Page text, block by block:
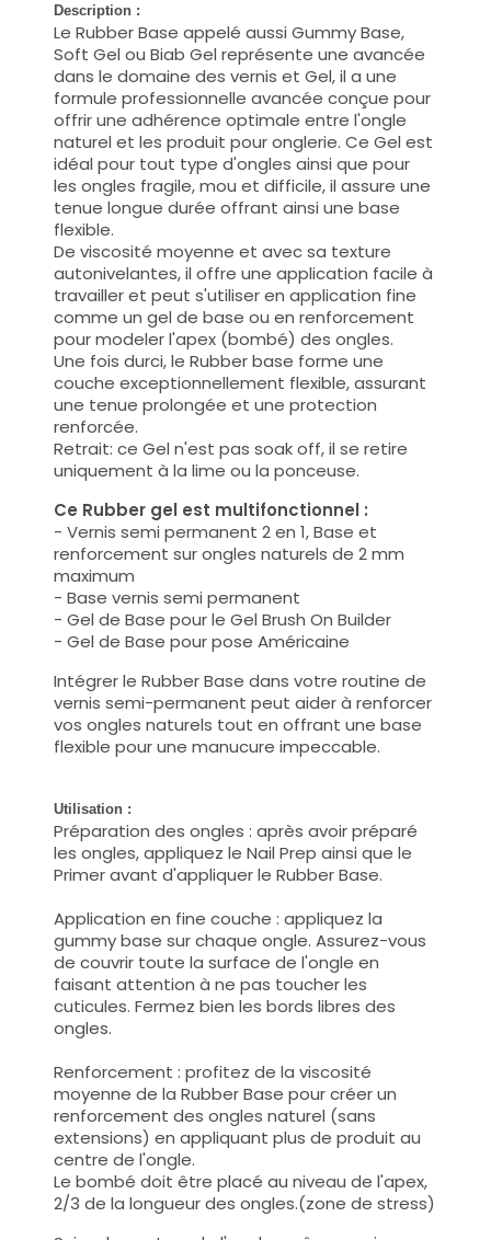
Description :
Le Rubber Base appelé aussi Gummy Base,
Soft Gel ou Biab Gel représente une avancée
dans le domaine des vernis et Gel, il a une
formule professionnelle avancée conçue pour
offrir une adhérence optimale entre l'ongle
naturel et les produit pour onglerie. Ce Gel est
idéal pour tout type d'ongles ainsi que pour
les ongles fragile, mou et difficile, il assure une
tenue longue durée offrant ainsi une base
flexible.
De viscosité moyenne et avec sa texture
autonivelantes, il offre une application facile à
travailler et peut s'utiliser en application fine
comme un gel de base ou en renforcement
pour modeler l'apex (bombé) des ongles.
Une fois durci, le Rubber base forme une
couche exceptionnellement flexible, assurant
une tenue prolongée et une protection
renforcée.
Retrait: ce Gel n'est pas soak off, il se retire
uniquement à la lime ou la ponceuse.
Ce Rubber gel est multifonctionnel :
- Vernis semi permanent 2 en 1, Base et
renforcement sur ongles naturels de 2 mm
maximum
- Base vernis semi permanent
- Gel de Base pour le Gel Brush On Builder
- Gel de Base pour pose Américaine
Intégrer le Rubber Base dans votre routine de
vernis semi-permanent peut aider à renforcer
vos ongles naturels tout en offrant une base
flexible pour une manucure impeccable.
Utilisation :
Préparation des ongles : après avoir préparé
les ongles, appliquez le Nail Prep ainsi que le
Primer avant d'appliquer le Rubber Base.
Application en fine couche : appliquez la
gummy base sur chaque ongle. Assurez-vous
de couvrir toute la surface de l'ongle en
faisant attention à ne pas toucher les
cuticules. Fermez bien les bords libres des
ongles.
Renforcement : profitez de la viscosité
moyenne de la Rubber Base pour créer un
renforcement des ongles naturel (sans
extensions) en appliquant plus de produit au
centre de l'ongle.
Le bombé doit être placé au niveau de l'apex,
2/3 de la longueur des ongles.(zone de stress)